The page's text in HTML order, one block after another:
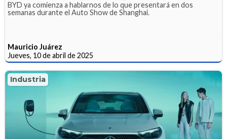
BYD ya comienza a hablarnos de lo que presentará en dos
semanas durante el Auto Show de Shanghai.
Mauricio Juárez
Jueves, 10 de abril de 2025
Industria